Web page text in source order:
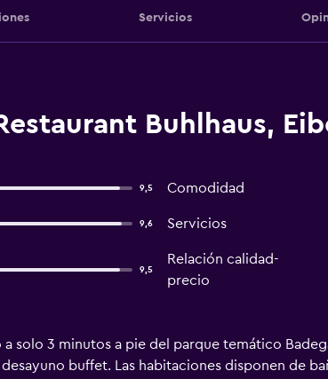
Servicios
Buhlhaus,
9,5 Comodidad
9,6 Servicios
9,5
Relación calidad-
precio
a solo 3 minutos a pie del parque temático
buffet. Las habitaciones disponen de